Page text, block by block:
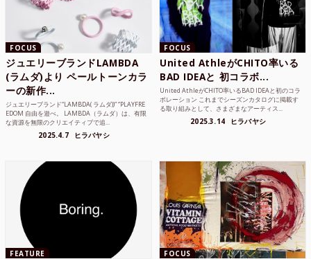
FOCUS
ジュエリーブランドLAMBDA
(ラムダ)より ペールトーンカラ
ーの新作...
ジュエリーブランド“LAMBDA( ラムダ))” “PLAYFRE
EDOM 自由を遊べ。 LAMBDA（ラムダ）は、有限
な資源を無限のクリエイティブで追...
2025.4.7 ヒラバヤシ
FOCUS
United AthleがCHITO率いる
BAD IDEAと 初コラボ...
United AthleがCHITO率いるBAD IDEAと初のコラ
ボレーション これまでシーズンカタログに掲載す
る取り組みとして、さまざまなアーティス...
2025.3.14 ヒラバヤシ
FEATURE FOCUS